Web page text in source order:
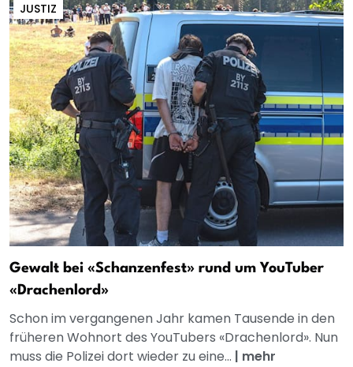
JUSTIZ
Gewalt bei «Schanzenfest» rund um YouTuber
«Drachenlord»
Schon im vergangenen Jahr kamen Tausende in den
früheren Wohnort des YouTubers «Drachenlord». Nun
muss die Polizei dort wieder zu eine... | mehr